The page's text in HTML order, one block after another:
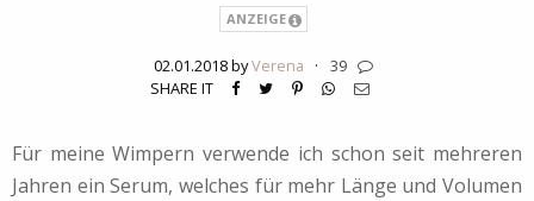
ANZEIGE
02.01.2018 byVerena ·
39
SHARE IT
Für meine Wimpern verwende ich schon seit mehreren
Jahren ein Serum, welches für mehr Länge und Volumen